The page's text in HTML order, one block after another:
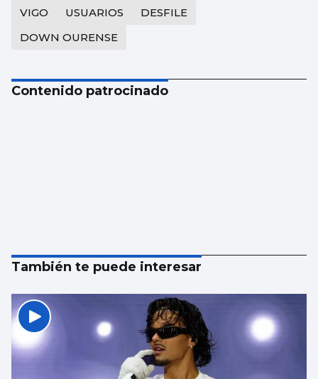
VIGO USUARIOS
DESFILE
DOWN OURENSE
Contenido patrocinado
También te puede interesar